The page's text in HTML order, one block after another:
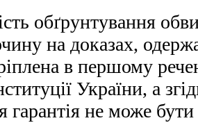
обґрунтування
на доказах,
в першому
України, а
гарантія не може